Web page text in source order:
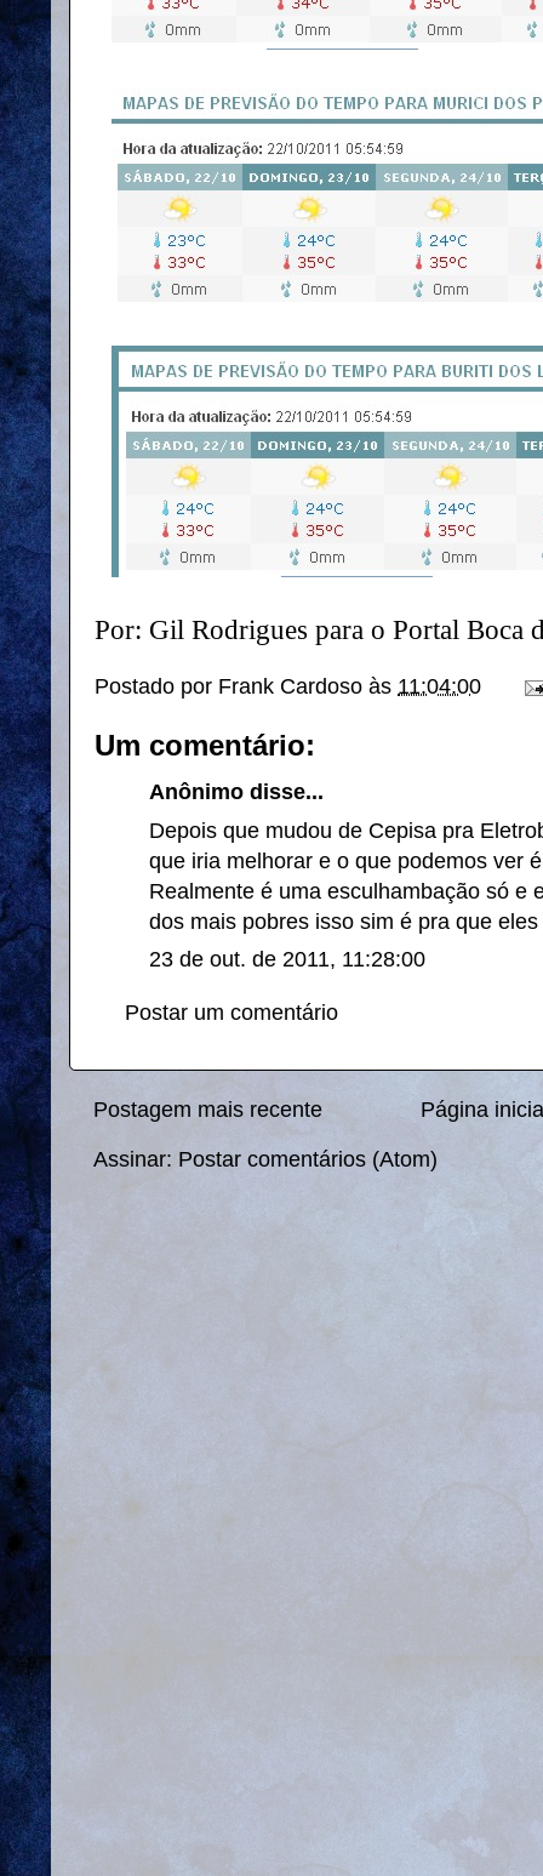
Por: Gil Rodrigues para o Portal Boca
Postado por Frank Cardoso às 11:04:00
Um comentário:
Anônimo disse...
Depois que mudou de Cepisa pra
que iria melhorar e o que podemos ver
Realmente é uma esculhambação só e
dos mais pobres isso sim é pra que
23 de out. de 2011, 11:28:00
Postar um comentário
Postagem mais recente Página
Assinar: Postar comentários (Atom)